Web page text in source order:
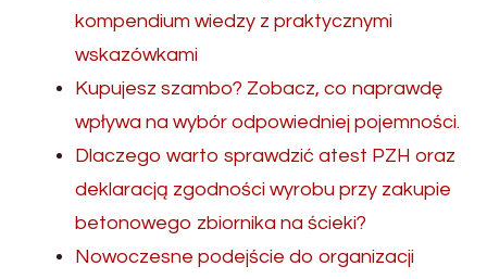
kompendium wiedzy z praktycznymi
wskazówkami
Kupujesz szambo? Zobacz, co naprawdę
wpływa na wybór odpowiedniej pojemności.
Dlaczego warto sprawdzić atest PZH oraz
deklaracją zgodności wyrobu przy zakupie
betonowego zbiornika na ścieki?
Nowoczesne podejście do organizacji